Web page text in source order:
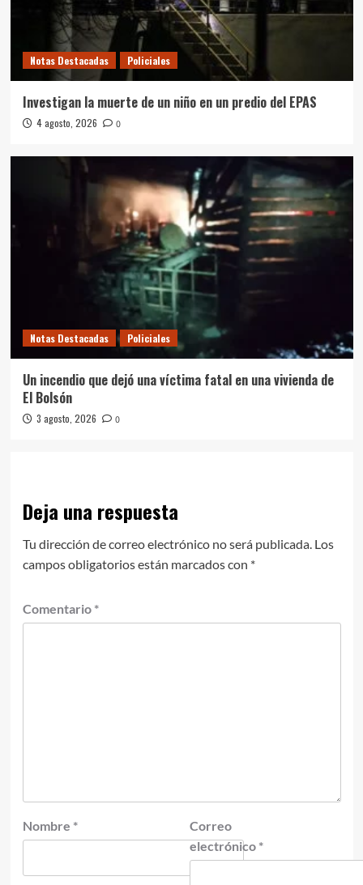
Notas Destacadas Policiales
Investigan la muerte de un niño en un predio del EPAS
4 agosto, 2026 0
Notas Destacadas Policiales
Un incendio que dejó una víctima fatal en una vivienda de
El Bolsón
3 agosto, 2026 0
Deja una respuesta
Tu dirección de correo electrónico no será publicada. Los
campos obligatorios están marcados con *
Comentario *
Nombre *
Correo
electrónico *